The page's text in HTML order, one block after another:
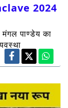
2024
पाण्डेय का